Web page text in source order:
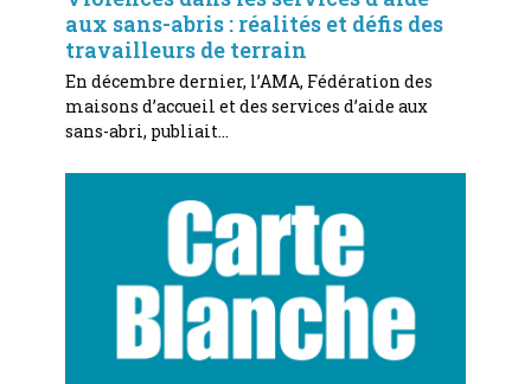
aux sans-abris : réalités et défis des
travailleurs de terrain
En décembre dernier, l’AMA, Fédération des
maisons d’accueil et des services d’aide aux
sans-abri, publiait…